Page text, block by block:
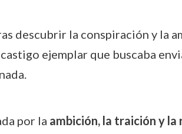
descubrir la conspiración y la
ejemplar que buscaba
por la ambición, la traición y la